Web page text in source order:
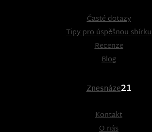
Časté dotazy
Tipy pro úspěšnou sbírku
Recenze
Blog
Znesnáze21
Kontakt
O nás